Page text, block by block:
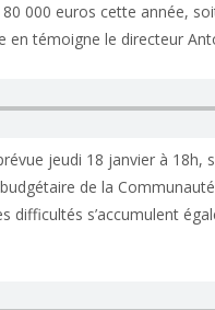
000 euros cette année,
en témoigne le directeur
jeudi 18 janvier à
de la
difficultés s’accumulent